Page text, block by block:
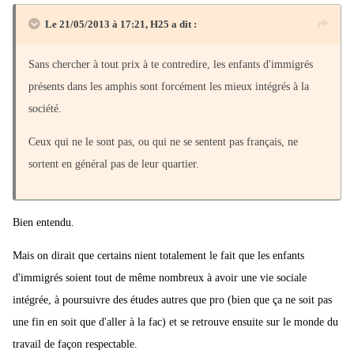
Le 21/05/2013 à 17:21, H25 a dit :
Sans chercher à tout prix à te contredire, les enfants d'immigrés
présents dans les amphis sont forcément les mieux intégrés à la
société.
Ceux qui ne le sont pas, ou qui ne se sentent pas français, ne
sortent en général pas de leur quartier.
Bien entendu.
Mais on dirait que certains nient totalement le fait que les enfants
d'immigrés soient tout de même nombreux à avoir une vie sociale
intégrée, à poursuivre des études autres que pro (bien que ça ne soit pas
une fin en soit que d'aller à la fac) et se retrouve ensuite sur le monde du
travail de façon respectable.